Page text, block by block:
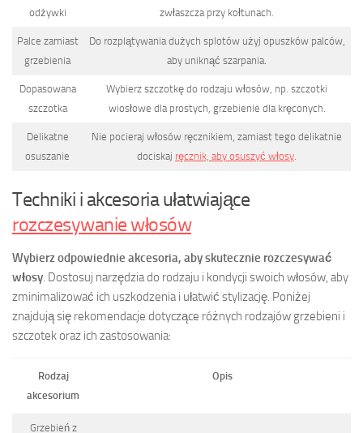
odżywki
zwłaszcza przy kołtunach.
Palce zamiast
grzebienia
Do rozplątywania dużych splotów użyj opuszków palców,
aby uniknąć szarpania.
Dopasowana
szczotka
Wybierz szczotkę do rodzaju włosów, np. szczotki
wiosłowe dla prostych, grzebienie dla kręconych.
Delikatne
osuszanie
Nie pocieraj włosów ręcznikiem, zamiast tego delikatnie
dociskaj ręcznik, aby osuszyć włosy
Techniki i akcesoria ułatwiające
rozczesywanie włosów
Wybierz odpowiednie akcesoria, aby skutecznie rozczesywać
włosy. Dostosuj narzędzia do rodzaju i kondycji swoich włosów, aby
zminimalizować ich uszkodzenia i ułatwić stylizację. Poniżej
znajdują się rekomendacje dotyczące różnych rodzajów grzebieni i
szczotek oraz ich zastosowania:
Rodzaj
akcesorium
Opis
Grzebień z